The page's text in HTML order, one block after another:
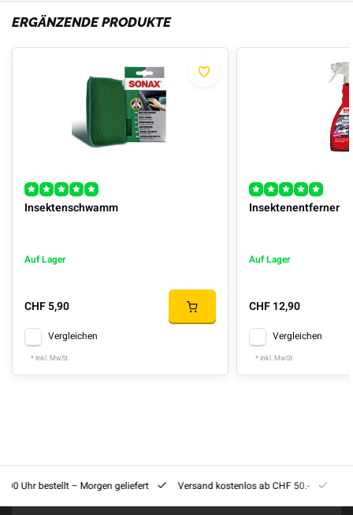
ERGÄNZENDE PRODUKTE
Insektenschwamm
Auf Lager
CHF 5,90
Vergleichen
* Inkl. MwSt.
Insektenentferner
Auf Lager
CHF 12,90
Vergleichen
* Inkl. MwSt.
Uhr bestellt – Morgen geliefert Versand kostenlos ab CHF 50.-